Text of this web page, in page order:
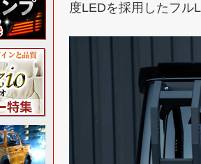
度LEDを採用したフル